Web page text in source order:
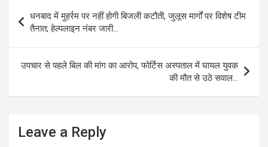
navigation
धनबाद में मुहर्रम पर नहीं होगी बिजली कटौती, जुलूस मार्गों पर विशेष टीम
तैनात; हेल्पलाइन नंबर जारी…
उपचार से पहले बिल की मांग का आरोप, फोर्टिस अस्पताल में घायल युवक
की मौत से उठे सवाल…
Leave a Reply